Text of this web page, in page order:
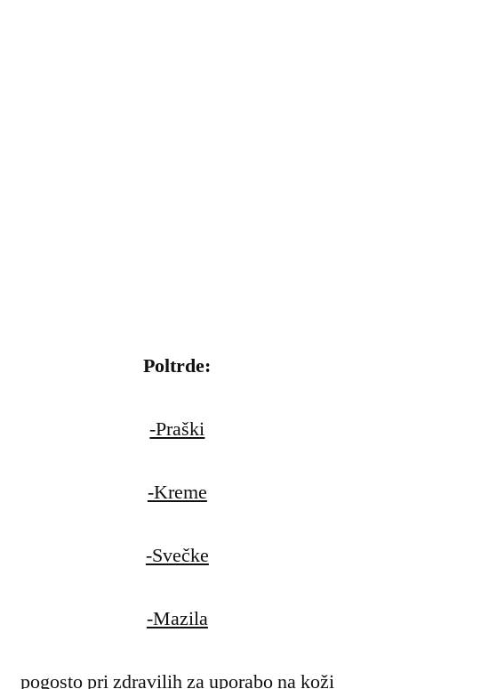
Poltrde:
-Praški
-Kreme
-Svečke
-Mazila
pogosto pri zdravilih za uporabo na koži